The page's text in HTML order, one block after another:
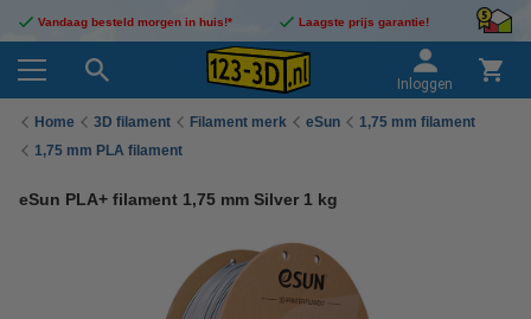
Vandaag besteld morgen in huis!* Laagste prijs garantie!
Inloggen
Home 3D filament Filament merk eSun
1,75 mm filament
1,75 mm PLA filament
eSun PLA+ filament 1,75 mm Silver 1 kg